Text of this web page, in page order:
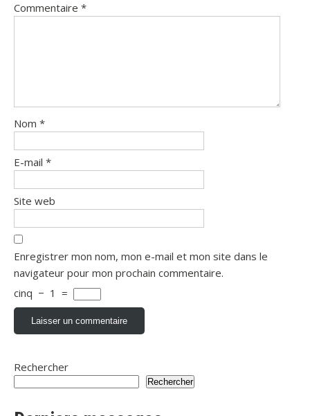
Commentaire *
Nom *
E-mail *
Site web
Enregistrer mon nom, mon e-mail et mon site dans le
navigateur pour mon prochain commentaire.
cinq − 1 =
Rechercher
Rechercher